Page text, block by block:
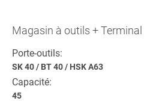
Magasin à outils + Terminal
Porte-outils:
SK 40/ BT 40/ HSK A63
Capacité:
45